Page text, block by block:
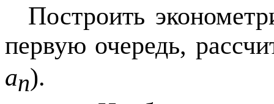
Построить
первую очередь,
an).